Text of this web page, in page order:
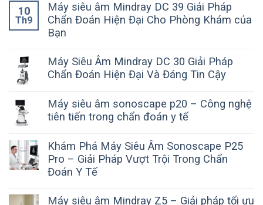
10
Th9
Máy siêu âm Mindray DC 39 Giải Pháp
Chẩn Đoán Hiện Đại Cho Phòng Khám của
Bạn
Máy Siêu Âm Mindray DC 30 Giải Pháp
Chẩn Đoán Hiện Đại Và Đáng Tin Cậy
Máy siêu âm sonoscape p20 – Công nghệ
tiên tiến trong chẩn đoán y tế
Khám Phá Máy Siêu Âm Sonoscape P25
Pro – Giải Pháp Vượt Trội Trong Chẩn
Đoán Y Tế
Máy siêu âm Mindray Z5 – Giải pháp tối ưu